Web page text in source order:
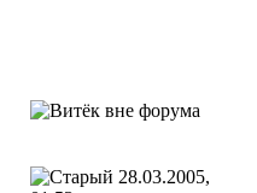
28.03.2005,